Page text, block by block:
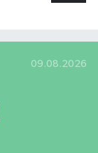
09.08.2026